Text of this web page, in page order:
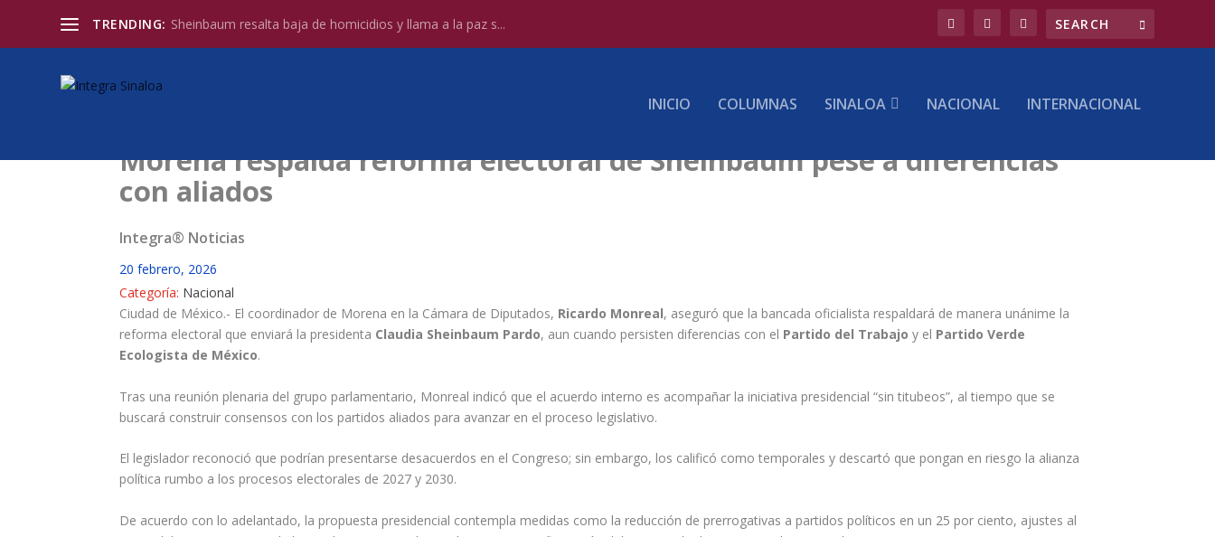
TRENDING: Sheinbaum resalta baja de homicidios y llama a la paz s...
INICIO COLUMNAS SINALOA NACIONAL INTERNACIONAL
Morena respalda reforma electoral de Sheinbaum pese a diferencias
con aliados
Integra® Noticias
20 febrero, 2026
Categoría: Nacional
Ciudad de México.- El coordinador de Morena en la Cámara de Diputados, Ricardo Monreal, aseguró que la bancada oficialista respaldará de manera unánime la
reforma electoral que enviará la presidenta Claudia Sheinbaum Pardo, aun cuando persisten diferencias con el Partido del Trabajo y el Partido Verde
Ecologista de México.
Tras una reunión plenaria del grupo parlamentario, Monreal indicó que el acuerdo interno es acompañar la iniciativa presidencial “sin titubeos”, al tiempo que se
buscará construir consensos con los partidos aliados para avanzar en el proceso legislativo.
El legislador reconoció que podrían presentarse desacuerdos en el Congreso; sin embargo, los calificó como temporales y descartó que pongan en riesgo la alianza
política rumbo a los procesos electorales de 2027 y 2030.
De acuerdo con lo adelantado, la propuesta presidencial contempla medidas como la reducción de prerrogativas a partidos políticos en un 25 por ciento, ajustes al